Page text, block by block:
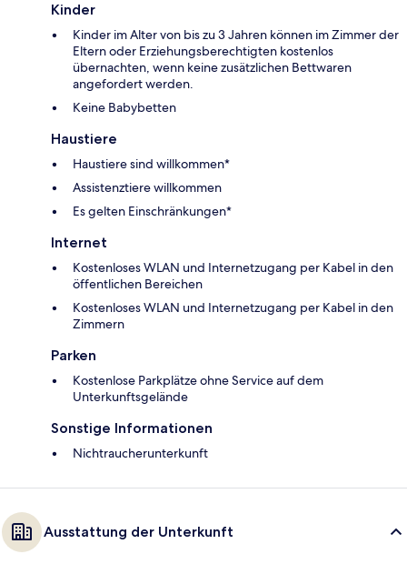
Kinder
Kinder im Alter von bis zu 3 Jahren können im Zimmer der
Eltern oder Erziehungsberechtigten kostenlos
übernachten, wenn keine zusätzlichen Bettwaren
angefordert werden.
Keine Babybetten
Haustiere
Haustiere sind willkommen*
Assistenztiere willkommen
Es gelten Einschränkungen*
Internet
Kostenloses WLAN und Internetzugang per Kabel in den
öffentlichen Bereichen
Kostenloses WLAN und Internetzugang per Kabel in den
Zimmern
Parken
Kostenlose Parkplätze ohne Service auf dem
Unterkunftsgelände
Sonstige Informationen
Nichtraucherunterkunft
Ausstattung der Unterkunft